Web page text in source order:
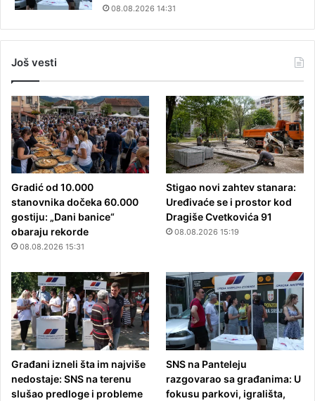
08.08.2026 14:31
Još vesti
Gradić od 10.000
stanovnika dočeka 60.000
gostiju: „Dani banice“
obaraju rekorde
08.08.2026 15:31
Stigao novi zahtev stanara:
Uređivaće se i prostor kod
Dragiše Cvetkovića 91
08.08.2026 15:19
Građani izneli šta im najviše
nedostaje: SNS na terenu
slušao predloge i probleme
SNS na Panteleju
razgovarao sa građanima: U
fokusu parkovi, igrališta,